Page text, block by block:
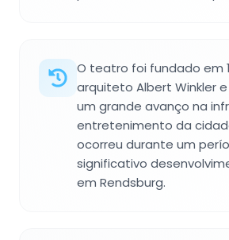
O teatro foi fundado em
arquiteto Albert Winkler
um grande avanço na
entretenimento da
ocorreu durante um
significativo
em Rendsburg.